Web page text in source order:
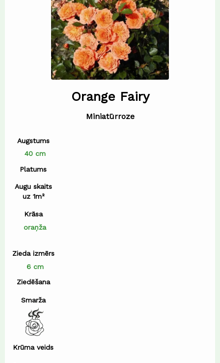
Orange Fairy
Miniatūrroze
Augstums
40 cm
Platums
Augu skaits
uz 1m²
Krāsa
oraņža
Zieda izmērs
6 cm
Ziedēšana
Smarža
Krūma veids